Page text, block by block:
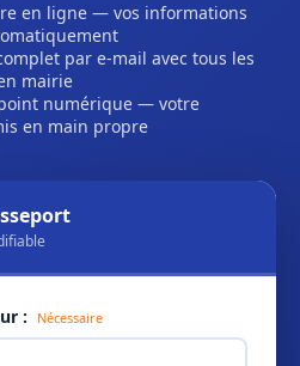
en ligne — vos informations
par e-mail avec tous les
mairie
numérique — votre
en main propre
: Nécessaire